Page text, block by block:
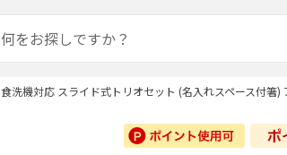
食洗機対応 スライド式トリオセット (名入れスペース付箸)